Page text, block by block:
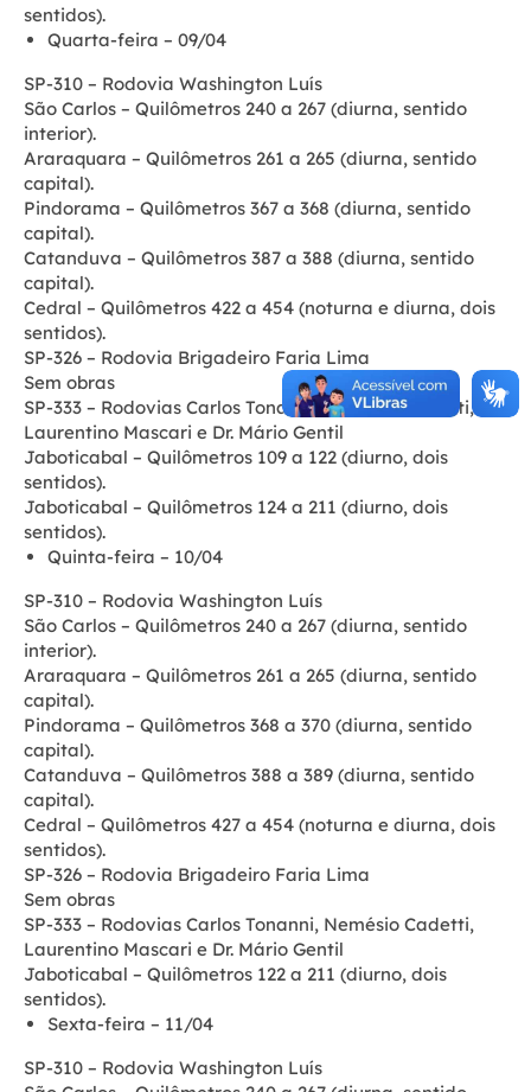
sentidos).
Quarta-feira – 09/04
SP-310 – Rodovia Washington Luís
São Carlos – Quilômetros 240 a 267 (diurna, sentido
interior).
Araraquara – Quilômetros 261 a 265 (diurna, sentido
capital).
Pindorama – Quilômetros 367 a 368 (diurna, sentido
capital).
Catanduva – Quilômetros 387 a 388 (diurna, sentido
capital).
Cedral – Quilômetros 422 a 454 (noturna e diurna, dois
sentidos).
SP-326 – Rodovia Brigadeiro Faria Lima
Sem obras
SP-333 – Rodovias Carlos Tonanni, Nemésio Cadetti,
Laurentino Mascari e Dr. Mário Gentil
Jaboticabal – Quilômetros 109 a 122 (diurno, dois
sentidos).
Jaboticabal – Quilômetros 124 a 211 (diurno, dois
sentidos).
Quinta-feira – 10/04
SP-310 – Rodovia Washington Luís
São Carlos – Quilômetros 240 a 267 (diurna, sentido
interior).
Araraquara – Quilômetros 261 a 265 (diurna, sentido
capital).
Pindorama – Quilômetros 368 a 370 (diurna, sentido
capital).
Catanduva – Quilômetros 388 a 389 (diurna, sentido
capital).
Cedral – Quilômetros 427 a 454 (noturna e diurna, dois
sentidos).
SP-326 – Rodovia Brigadeiro Faria Lima
Sem obras
SP-333 – Rodovias Carlos Tonanni, Nemésio Cadetti,
Laurentino Mascari e Dr. Mário Gentil
Jaboticabal – Quilômetros 122 a 211 (diurno, dois
sentidos).
Sexta-feira – 11/04
SP-310 – Rodovia Washington Luís